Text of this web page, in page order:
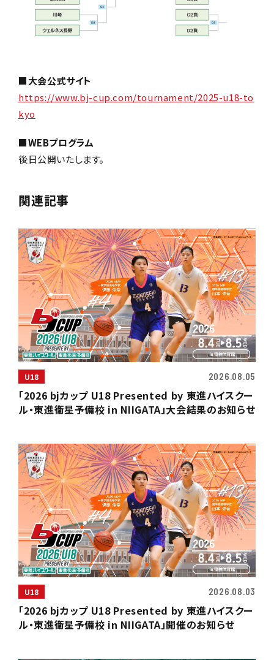
■大会公式サイト
https://www.bj-cup.com/tournament/2025-u18-to
kyo
■WEBプログラム
後日公開いたします。
関連記事
U18 2026.08.05
「2026 bjカップ U18 Presented by 東進ハイスクー
ル・東進衛星予備校 in NIIGATA」大会結果のお知らせ
U18 2026.08.03
「2026 bjカップ U18 Presented by 東進ハイスクー
ル・東進衛星予備校 in NIIGATA」開催のお知らせ